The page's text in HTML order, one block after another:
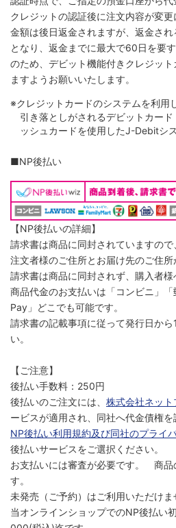
クレジットの認証後に注文内容が変
金額は後日返金されますが、返金さ
となり、返金までに最大で60日を要
のため、デビット機能付きクレジッ
ますようお願いいたします。
※クレジットカードのシステムを利用
引き落としがされるデビットカー
ッシュカードを使用したJ-Debitシ
■NP後払い
【NP後払いの詳細】
請求書は商品に同封されていますので
注文者様のご住所とお届け先のご住所
請求書は商品に同封されず、購入者様
商品代金のお支払いは「コンビニ」
Pay」どこでも可能です。
請求書の記載事項に従って発行日か
い。
【ご注意】
後払い手数料：250円
後払いのご注文には、 株式会社ネッ
ービスが適用され、同社へ代金債権を
NP後払い利用規約及び同社のプライ
後払いサービスをご選択ください。
お支払いには審査が必要です。 商品
す。
未発売（ご予約）はご利用いただけま
当オンラインショップでのNP後払い